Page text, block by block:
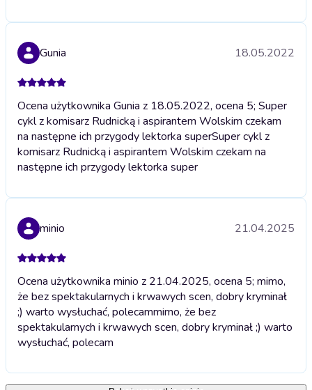
Gunia 18.05.2022
Ocena użytkownika Gunia z 18.05.2022, ocena 5; Super
cykl z komisarz Rudnicką i aspirantem Wolskim czekam
na następne ich przygody lektorka superSuper cykl z
komisarz Rudnicką i aspirantem Wolskim czekam na
następne ich przygody lektorka super
minio 21.04.2025
Ocena użytkownika minio z 21.04.2025, ocena 5; mimo,
że bez spektakularnych i krwawych scen, dobry kryminał
;) warto wysłuchać, polecammimo, że bez
spektakularnych i krwawych scen, dobry kryminał ;) warto
wysłuchać, polecam